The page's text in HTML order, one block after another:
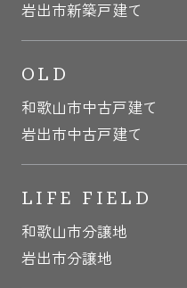
岩出市新築戸建て
OLD
和歌山市中古戸建て
岩出市中古戸建て
LIFE FIELD
和歌山市分譲地
岩出市分譲地